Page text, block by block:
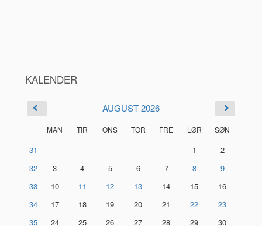
KALENDER
AUGUST 2026
MAN TIR ONS TOR FRE LØR SØN
31 1
2
32
3 4 5 6 7 8
9
33
10 11 12 13 14 15
16
34
17 18 19 20 21 22
23
35
24 25 26 27 28 29
30